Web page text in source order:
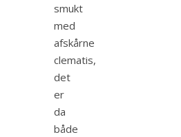
smukt
med
afskårne
clematis,
det
er
da
både